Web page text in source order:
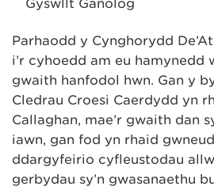
Gyswllt Ganolog
Parhaodd y Cynghorydd
i’r cyhoedd am eu hamynedd
gwaith hanfodol hwn. Gan y
Cledrau Croesi Caerdydd yn
Callaghan, mae’r gwaith dan
iawn, gan fod yn rhaid
ddargyfeirio cyfleustodau
gerbydau sy’n gwasanaethu